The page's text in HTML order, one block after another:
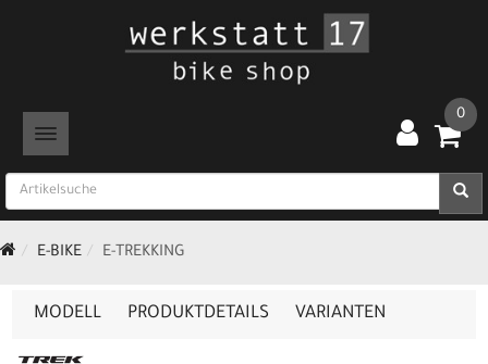
TOGGLE NAVIGATION
0
E-BIKE E-TREKKING
MODELL PRODUKTDETAILS VARIANTEN